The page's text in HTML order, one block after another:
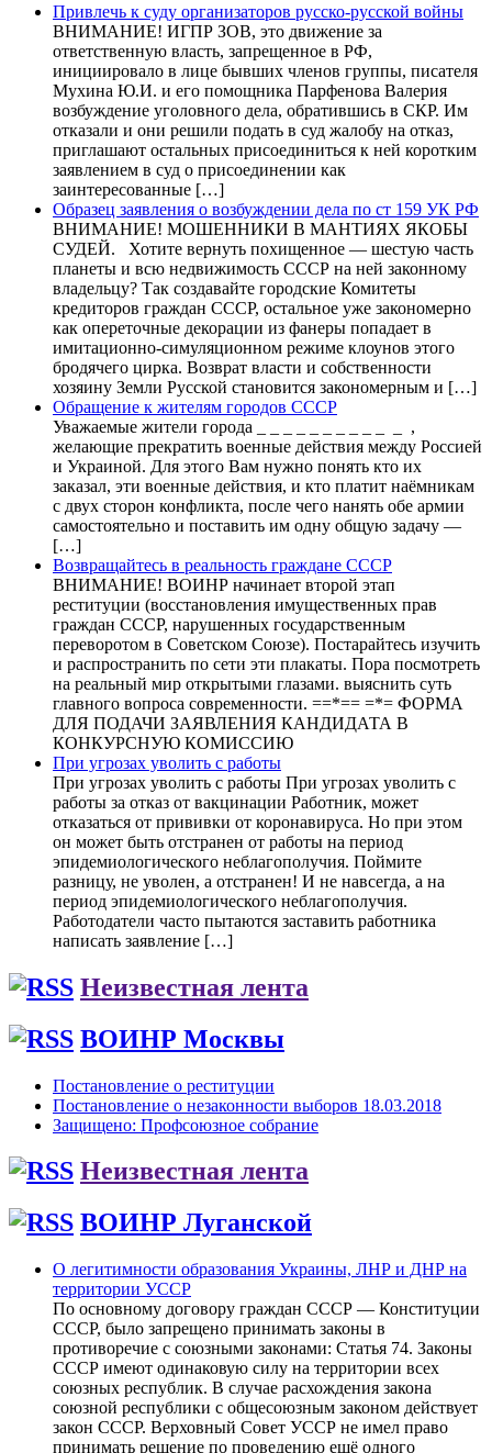
Привлечь к суду организаторов русско-русской войны
ВНИМАНИЕ! ИГПР ЗОВ, это движение за
ответственную власть, запрещенное в РФ,
инициировало в лице бывших членов группы, писателя
Мухина Ю.И. и его помощника Парфенова Валерия
возбуждение уголовного дела, обратившись в СКР. Им
отказали и они решили подать в суд жалобу на отказ,
приглашают остальных присоединиться к ней коротким
заявлением в суд о присоединении как
заинтересованные […]
Образец заявления о возбуждении дела по ст 159 УК РФ
ВНИМАНИЕ! МОШЕННИКИ В МАНТИЯХ ЯКОБЫ
СУДЕЙ. Хотите вернуть похищенное — шестую часть
планеты и всю недвижимость СССР на ней законному
владельцу? Так создавайте городские Комитеты
кредиторов граждан СССР, остальное уже закономерно
как опереточные декорации из фанеры попадает в
имитационно-симуляционном режиме клоунов этого
бродячего цирка. Возврат власти и собственности
хозяину Земли Русской становится закономерным и […]
Обращение к жителям городов СССР
Уважаемые жители города _ _ _ _ _ _ _ _ _ _ _ ,
желающие прекратить военные действия между Россией
и Украиной. Для этого Вам нужно понять кто их
заказал, эти военные действия, и кто платит наёмникам
с двух сторон конфликта, после чего нанять обе армии
самостоятельно и поставить им одну общую задачу —
[…]
Возвращайтесь в реальность граждане СССР
ВНИМАНИЕ! ВОИНР начинает второй этап
реституции (восстановления имущественных прав
граждан СССР, нарушенных государственным
переворотом в Советском Союзе). Постарайтесь изучить
и распространить по сети эти плакаты. Пора посмотреть
на реальный мир открытыми глазами. выяснить суть
главного вопроса современности. ==*== =*= ФОРМА
ДЛЯ ПОДАЧИ ЗАЯВЛЕНИЯ КАНДИДАТА В
КОНКУРСНУЮ КОМИССИЮ
При угрозах уволить с работы
При угрозах уволить с работы При угрозах уволить с
работы за отказ от вакцинации Работник, может
отказаться от прививки от коронавируса. Но при этом
он может быть отстранен от работы на период
эпидемиологического неблагополучия. Поймите
разницу, не уволен, а отстранен! И не навсегда, а на
период эпидемиологического неблагополучия.
Работодатели часто пытаются заставить работника
написать заявление […]
Неизвестная лента
ВОИНР Москвы
Постановление о реституции
Постановление о незаконности выборов 18.03.2018
Защищено: Профсоюзное собрание
Неизвестная лента
ВОИНР Луганской
О легитимности образования Украины, ЛНР и ДНР на
территории УССР
По основному договору граждан СССР — Конституции
СССР, было запрещено принимать законы в
противоречие с союзными законами: Статья 74. Законы
СССР имеют одинаковую силу на территории всех
союзных республик. В случае расхождения закона
союзной республики с общесоюзным законом действует
закон СССР. Верховный Совет УССР не имел право
принимать решение по проведению ещё одного